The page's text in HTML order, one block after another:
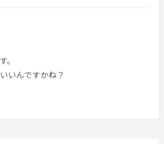
いんですかね？